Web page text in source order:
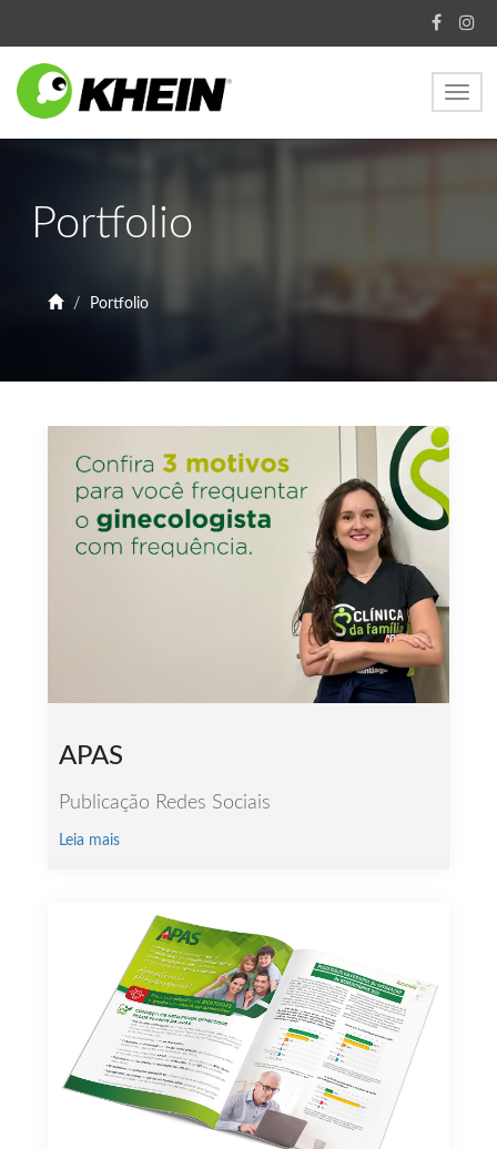
Toggle
Portfolio
Portfolio
APAS
Publicação Redes Sociais
Leia mais